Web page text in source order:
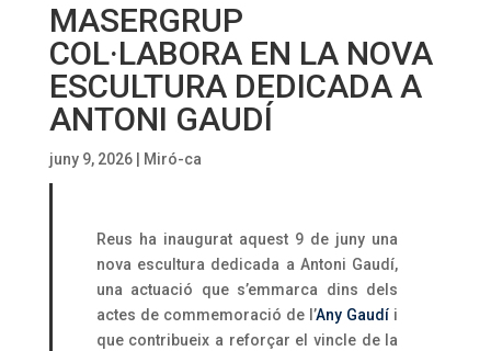
MASERGRUP
COL·LABORA EN LA NOVA
ESCULTURA DEDICADA A
ANTONI GAUDÍ
juny 9, 2026| Miró-ca
Reus ha inaugurat aquest 9 de juny una
nova escultura dedicada a Antoni Gaudí,
una actuació que s’emmarca dins dels
actes de commemoració de l’Any Gaudí i
que contribueix a reforçar el vincle de la